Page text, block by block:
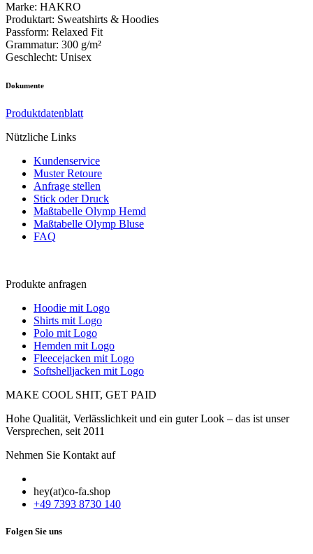
Marke: HAKRO
Produktart: Sweatshirts & Hoodies
Passform: Relaxed Fit
Grammatur: 300 g/m²
Geschlecht: Unisex
Dokumente
Produktdatenblatt
Nützliche Links
Kundenservice
Muster Retoure
Anfrage stellen
Stick oder Druck
Maßtabelle Olymp Hemd
Maßtabelle Olymp Bluse
FAQ
Produkte anfragen
Hoodie mit Logo
Shirts mit Logo
Polo mit Logo
Hemden mit Logo
Fleecejacken mit Logo
Softshelljacken mit Logo
MAKE COOL SHIT, GET PAID
Hohe Qualität, Verlässlichkeit und ein guter Look – das ist unser
Versprechen, seit 2011
Nehmen Sie Kontakt auf
hey(at)co-fa.shop
+49 7393 8730 140
Folgen Sie uns